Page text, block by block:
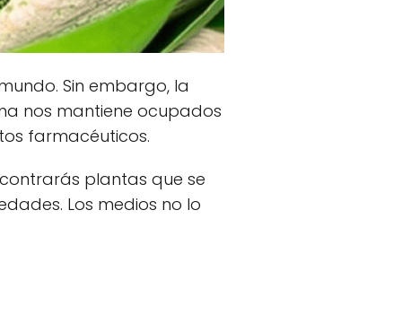
Sin embargo, la
nos mantiene ocupados
farmacéuticos.
plantas que se
Los medios no lo